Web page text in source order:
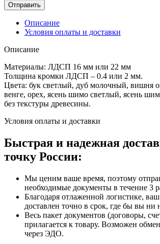
Отправить
Описание
Условия оплаты и доставки
Описание
Материалы: ЛДСП 16 мм или 22 мм
Толщина кромки ЛДСП – 0.4 или 2 мм.
Цвета: бук светлый, дуб молочный, вишня
венге, орех, ясень шимо светлый, ясень
без текстуры древесины.
Условия оплаты и доставки
Быстрая и надежная
точку России:
Мы ценим ваше время, поэтому
необходимые документы в течение 3
Благодаря отлаженной логистике, ваш
доставлен точно в срок, где бы вы ни
Весь пакет документов (договоры,
прилагается к товару. Возможен
через ЭДО.